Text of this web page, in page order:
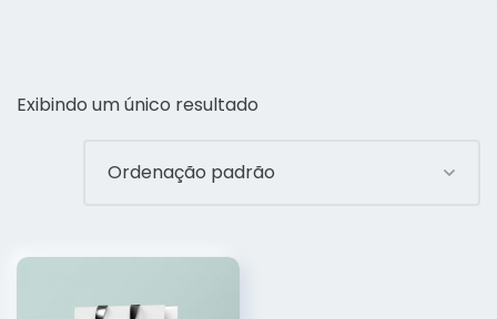
Exibindo um único resultado